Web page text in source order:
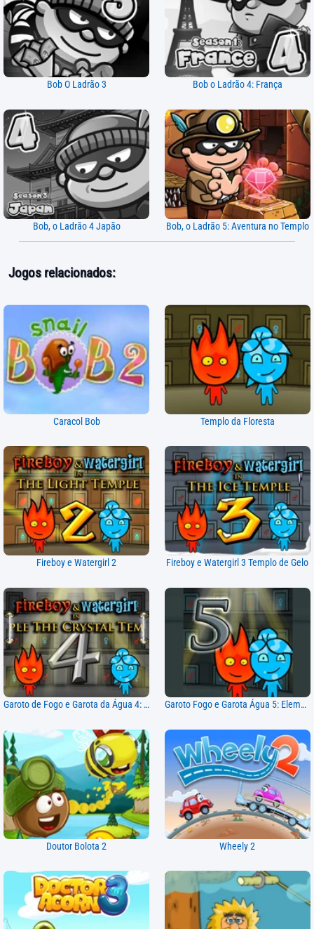
Bob O Ladrão 3 Bob o Ladrão 4: França
Bob, o Ladrão 4 Japão Bob, o Ladrão 5: Aventura no Templo
Jogos relacionados:
Caracol Bob Templo da Floresta
Fireboy e Watergirl 2 Fireboy e Watergirl 3 Templo de Gelo
Garoto de Fogo e Garota da Água 4: Templo de Cristal Garoto Fogo e Garota Água 5: Elementos
Doutor Bolota 2 Wheely 2